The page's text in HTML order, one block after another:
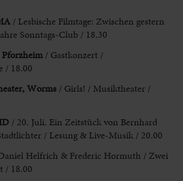
/ Lesbische Filmtage: Zwischen gestern
Sonntags-Club / 18.30
/ Gastkonzert /
/ 18.00
Worms / Girls! / Musiktheater /
/ 20. Juli. Ein Zeitstück von Bernhard
/ Lesung & Live-Musik / 20.00
Helfrich & Frederic Hormuth / Zwei
/ 18.00